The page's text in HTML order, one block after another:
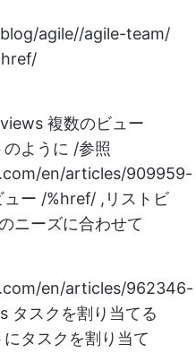
agile//agile-team/
複数のビュー
ように /参照
en/articles/909959-
ュー /%href/ , リストビ
ニーズに合わせて
en/articles/962346-
タスクを割り当てる
タスクを割り当て